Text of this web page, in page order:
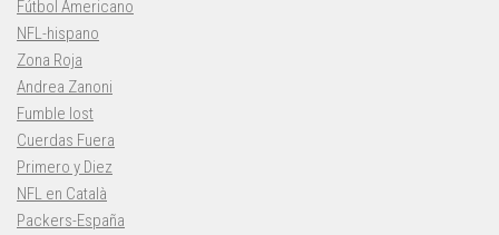
Fútbol Americano
NFL-hispano
Zona Roja
Andrea Zanoni
Fumble lost
Cuerdas Fuera
Primero y Diez
NFL en Català
Packers-España